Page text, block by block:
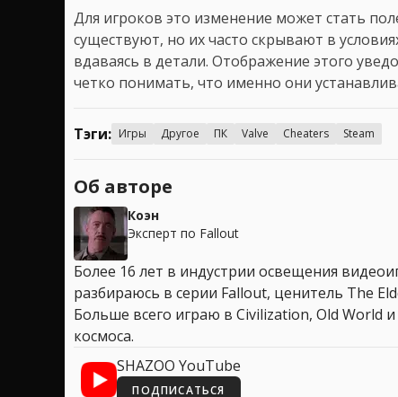
Для игроков это изменение может стать
существуют, но их часто скрывают в
вдаваясь в детали. Отображение этого
четко понимать, что именно они
Тэги: Игры Другое ПК Valve Cheaters Steam
Об авторе
Коэн
Эксперт по Fallout
Более 16 лет в индустрии освещения
разбираюсь в серии Fallout, ценитель The
Больше всего играю в Civilization, Old World
космоса.
SHAZOO YouTube
ПОДПИСАТЬСЯ